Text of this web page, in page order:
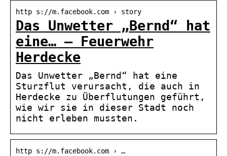
http s://m.facebook.com › story
Das Unwetter „Bernd“ hat
eine… – Feuerwehr
Herdecke
Das Unwetter „Bernd“ hat eine
Sturzflut verursacht, die auch in
Herdecke zu Überflutungen geführt,
wie wir sie in dieser Stadt noch
nicht erleben mussten.
http s://m.facebook.com › …